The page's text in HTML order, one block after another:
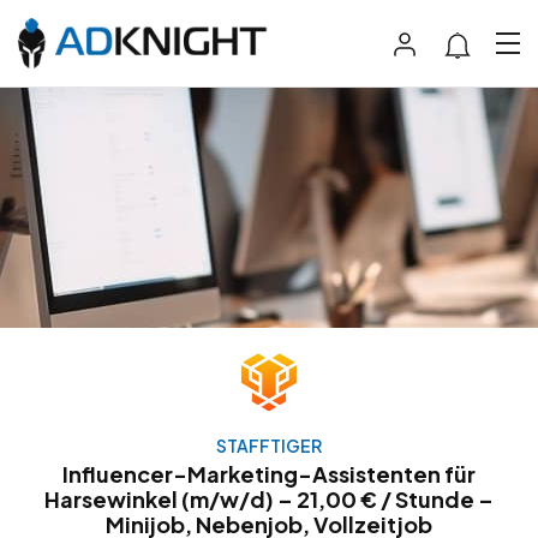
STAFFTIGER
Influencer-Marketing-Assistenten für
Harsewinkel (m/w/d) – 21,00 € / Stunde –
Minijob, Nebenjob, Vollzeitjob